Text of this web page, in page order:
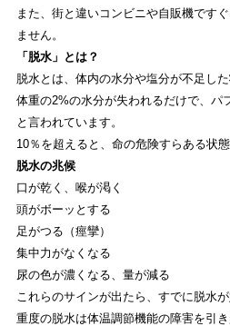
EVENT
ストライトラボ高尾店独自の最新
REVIEW
ストライトラボ高尾店独自の 商品
STAFFBLOG
ストライトラボ高尾店の
SHOP
ストライトラボ高尾店
また、街と違いコンビニや自販機です
ません。
「脱水」とは？
脱水とは、体内の水分や塩分が不足した
体重の2%の水分が失われるだけで、パ
と言われています。
10％を超えると、命の危険すらある状態
脱水の兆候
口が乾く、喉が渇く
頭がボーッとする
足がつる（痙攣）
集中力がなくなる
尿の色が濃くなる、量が減る
これらのサインが出たら、すでに脱水が
重度の脱水は体温調節機能の障害を引